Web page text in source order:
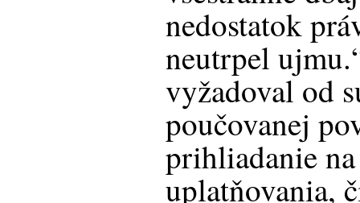
nedostatok
neutrpel
vyžadoval od
poučovanej
prihliadanie
uplatňovania,